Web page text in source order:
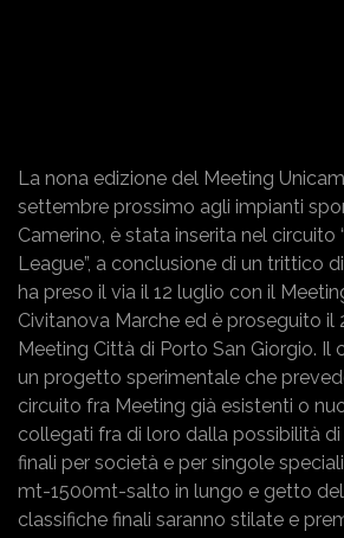
La nona edizione del Meeting
settembre prossimo agli impianti
Camerino, è stata inserita nel circuito
League”, a conclusione di un trittico
ha preso il via il 12 luglio con il
Civitanova Marche ed è proseguito il
Meeting Città di Porto San Giorgio. Il
un progetto sperimentale che
circuito fra Meeting già esistenti o
collegati fra di loro dalla possibilità
finali per società e per singole
mt-1500mt-salto in lungo e getto
classifiche finali saranno stilate e